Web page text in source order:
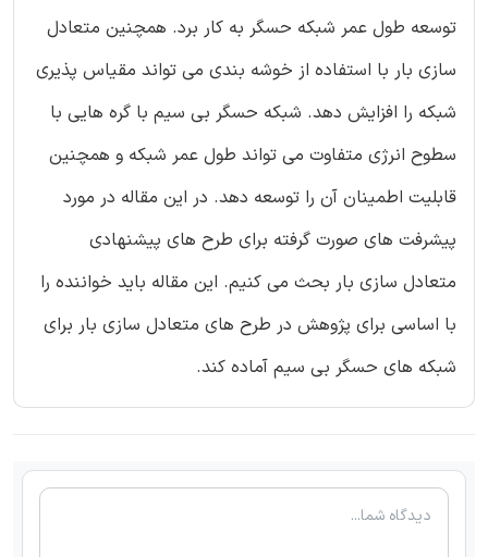
توسعه طول عمر شبکه حسگر به کار برد. همچنین متعادل
سازی بار با استفاده از خوشه بندی می تواند مقیاس پذیری
شبکه را افزایش دهد. شبکه حسگر بی سیم با گره هایی با
سطوح انرژی متفاوت می تواند طول عمر شبکه و همچنین
قابلیت اطمینان آن را توسعه دهد. در این مقاله در مورد
پیشرفت های صورت گرفته برای طرح های پیشنهادی
متعادل سازی بار بحث می کنیم. این مقاله باید خواننده را
با اساسی برای پژوهش در طرح های متعادل سازی بار برای
شبکه های حسگر بی سیم آماده کند.